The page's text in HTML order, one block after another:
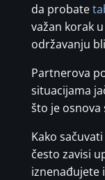
da probate
važan korak
održavanju
Partnerova
situacijama
što je osnova
Kako
često zavisi
iznenađujete